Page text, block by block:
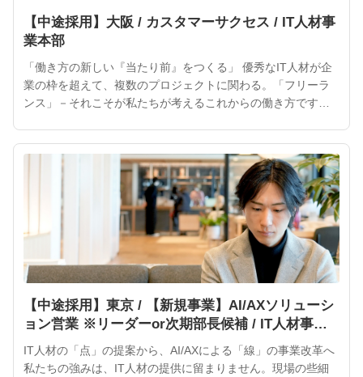
【中途採用】大阪 / カスタマーサクセス / IT人材事
業本部
「働き方の新しい『当たり前』をつくる」 優秀なIT人材が企
業の枠を超えて、複数のプロジェクトに関わる。「フリーラ
ンス」－それこそが私たちが考えるこれからの働き方です。
や社会にとって、大きな力となるはずです。インターネット
が私たちの「当たり前」になったように、ITフリーランスを
【中途採用】東京 / 【新規事業】AI/AXソリューシ
ョン営業 ※リーダーor次期部長候補 / IT人材事業
本部
IT人材の「点」の提案から、AI/AXによる「線」の事業改革へ
私たちの強みは、IT人材の提供に留まりません。現場の些細